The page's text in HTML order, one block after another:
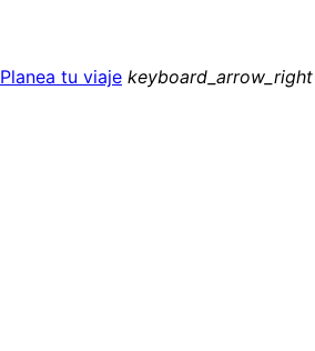
Planea tu viaje keyboard_arrow_right